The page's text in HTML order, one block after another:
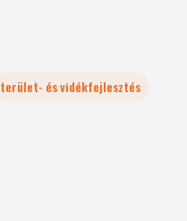
terület- és vidékfejlesztés